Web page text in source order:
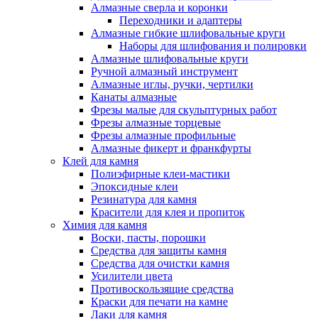
Алмазные сверла и коронки
Переходники и адаптеры
Алмазные гибкие шлифовальные круги
Наборы для шлифования и полировки
Алмазные шлифовальные круги
Ручной алмазный инструмент
Алмазные иглы, ручки, чертилки
Канаты алмазные
Фрезы малые для скульптурных работ
Фрезы алмазные торцевые
Фрезы алмазные профильные
Алмазные фикерт и франкфурты
Клей для камня
Полиэфирные клеи-мастики
Эпоксидные клеи
Резинатура для камня
Красители для клея и пропиток
Химия для камня
Воски, пасты, порошки
Средства для защиты камня
Средства для очистки камня
Усилители цвета
Противоскользящие средства
Краски для печати на камне
Лаки для камня